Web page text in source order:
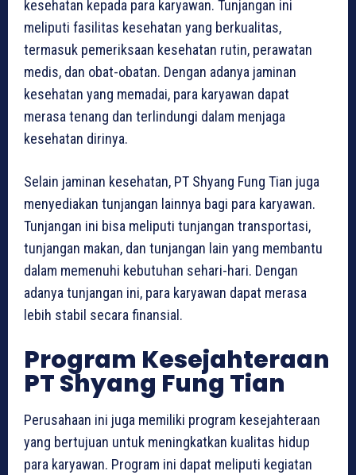
kesehatan kepada para karyawan. Tunjangan ini
meliputi fasilitas kesehatan yang berkualitas,
termasuk pemeriksaan kesehatan rutin, perawatan
medis, dan obat-obatan. Dengan adanya jaminan
kesehatan yang memadai, para karyawan dapat
merasa tenang dan terlindungi dalam menjaga
kesehatan dirinya.
Selain jaminan kesehatan, PT Shyang Fung Tian juga
menyediakan tunjangan lainnya bagi para karyawan.
Tunjangan ini bisa meliputi tunjangan transportasi,
tunjangan makan, dan tunjangan lain yang membantu
dalam memenuhi kebutuhan sehari-hari. Dengan
adanya tunjangan ini, para karyawan dapat merasa
lebih stabil secara finansial.
Program Kesejahteraan
PT Shyang Fung Tian
Perusahaan ini juga memiliki program kesejahteraan
yang bertujuan untuk meningkatkan kualitas hidup
para karyawan. Program ini dapat meliputi kegiatan